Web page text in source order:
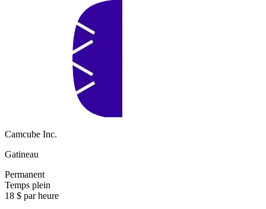
Camcube Inc.
Gatineau
Permanent
Temps plein
18 $ par heure